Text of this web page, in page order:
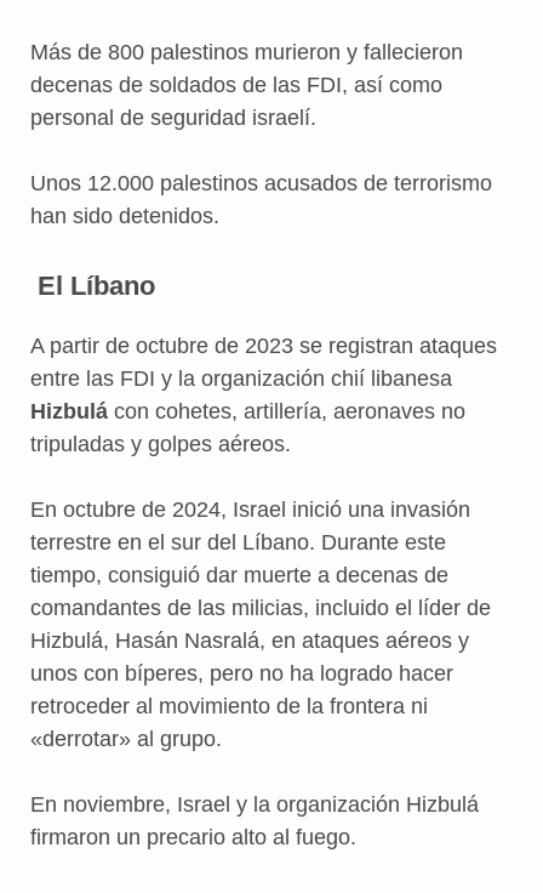
Más de 800 palestinos murieron y fallecieron
decenas de soldados de las FDI, así como
personal de seguridad israelí.
Unos 12.000 palestinos acusados de terrorismo
han sido detenidos.
El Líbano
A partir de octubre de 2023 se registran ataques
entre las FDI y la organización chií libanesa
Hizbulá con cohetes, artillería, aeronaves no
tripuladas y golpes aéreos.
En octubre de 2024, Israel inició una invasión
terrestre en el sur del Líbano. Durante este
tiempo, consiguió dar muerte a decenas de
comandantes de las milicias, incluido el líder de
Hizbulá, Hasán Nasralá, en ataques aéreos y
unos con bíperes, pero no ha logrado hacer
retroceder al movimiento de la frontera ni
«derrotar» al grupo.
En noviembre, Israel y la organización Hizbulá
firmaron un precario alto al fuego.